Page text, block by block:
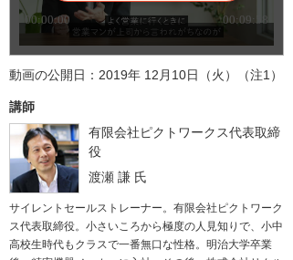
動画の公開日：2019年 12月10日（火）（注1）
講師
有限会社ピクトワークス代表取締
役
渡瀬 謙 氏
サイレントセールストレーナー。有限会社ピクトワーク
ス代表取締役。小さいころから極度の人見知りで、小中
高校生時代もクラスで一番無口な性格。明治大学卒業